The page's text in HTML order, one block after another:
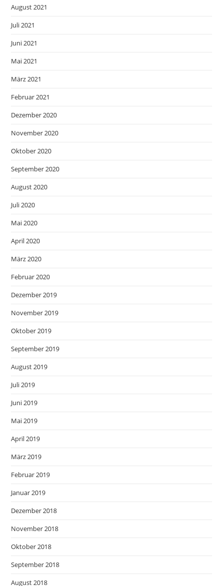
August 2021
Juli 2021
Juni 2021
Mai 2021
März 2021
Februar 2021
Dezember 2020
November 2020
Oktober 2020
September 2020
August 2020
Juli 2020
Mai 2020
April 2020
März 2020
Februar 2020
Dezember 2019
November 2019
Oktober 2019
September 2019
August 2019
Juli 2019
Juni 2019
Mai 2019
April 2019
März 2019
Februar 2019
Januar 2019
Dezember 2018
November 2018
Oktober 2018
September 2018
August 2018